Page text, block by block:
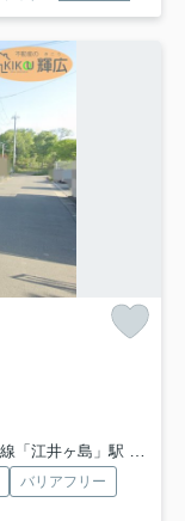
井ヶ島」駅 徒歩32分
バリアフリー